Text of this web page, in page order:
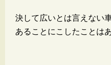
決して広いとは言えない
あることにこしたことは